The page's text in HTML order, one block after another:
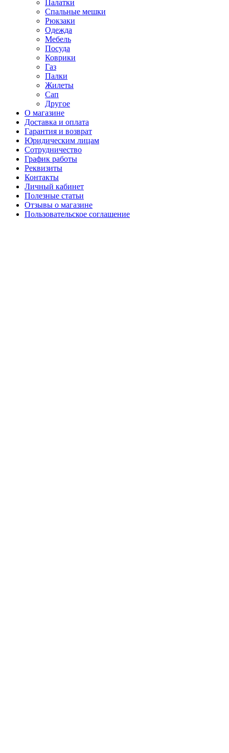
Палатки
Спальные мешки
Рюкзаки
Одежда
Мебель
Посуда
Коврики
Газ
Палки
Жилеты
Сап
Другое
О магазине
Доставка и оплата
Гарантия и возврат
Юридическим лицам
Сотрудничество
График работы
Реквизиты
Контакты
Личный кабинет
Полезные статьи
Отзывы о магазине
Пользовательское соглашение